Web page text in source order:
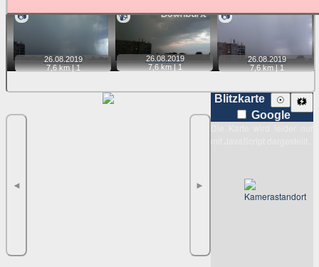
📷
26.08. 2019
7,6 km |1
📹
26.08. 2019
7,6 km |1
📷
26.08.2019
7,6 km |1
◄ ►
Blitzkarte 🗱
☉
Google